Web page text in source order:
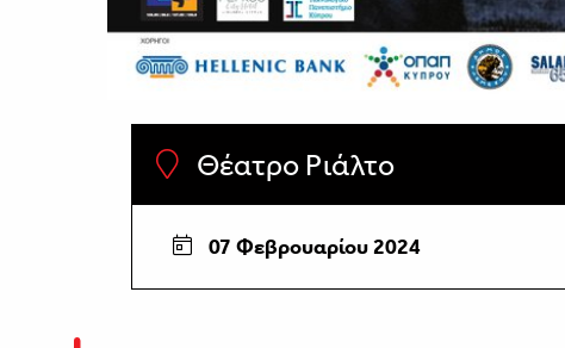
Θέατρο Ριάλτο
07 Φεβρουαρίου 2024